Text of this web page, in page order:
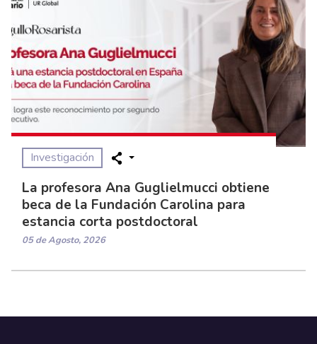
Investigación
La profesora Ana Guglielmucci obtiene
beca de la Fundación Carolina para
estancia corta postdoctoral
05 de Agosto, 2026